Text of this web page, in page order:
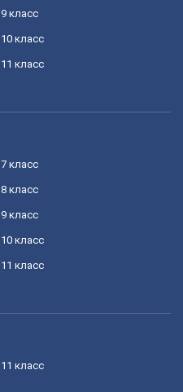
9 класс
10 класс
11 класс
7 класс
8 класс
9 класс
10 класс
11 класс
11 класс